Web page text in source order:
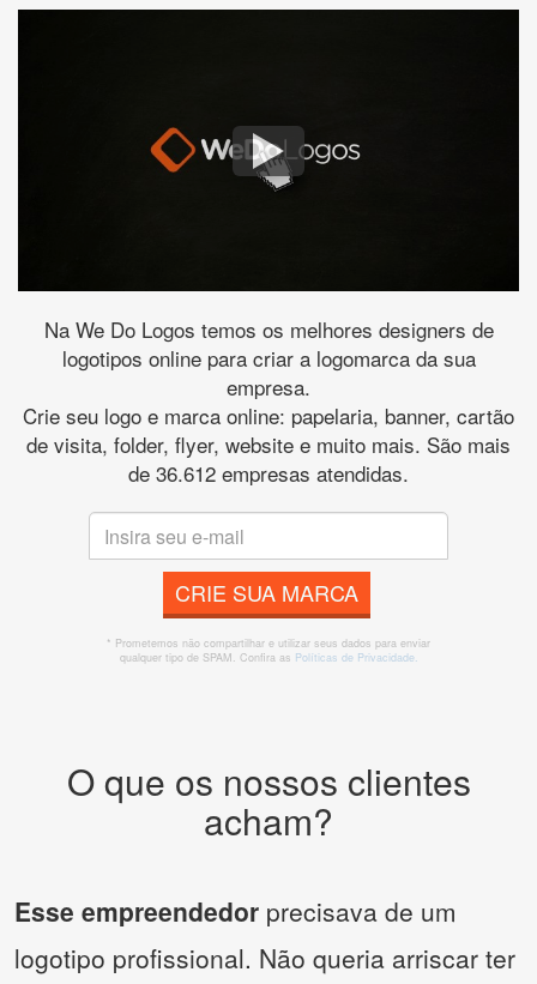
Na We Do Logos temos os melhores designers de
logotipos online para criar a logomarca da sua
empresa.
Crie seu logo e marca online: papelaria, banner, cartão
de visita, folder, flyer, website e muito mais. São mais
de 36.612 empresas atendidas.
CRIE SUA MARCA
* Prometemos não compartilhar e utilizar seus dados para enviar
qualquer tipo de SPAM. Confira as Políticas de Privacidade.
O que os nossos clientes
acham?
Esse empreendedor precisava de um
logotipo profissional. Não queria arriscar ter